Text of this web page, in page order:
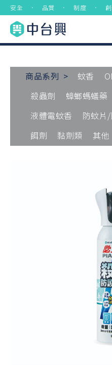
安全 ． 品質 ． 制度 ． 創
商品系列 > 蚊香
殺蟲劑
蟑螂螞蟻藥
液體電蚊香
防蚊片
餌劑
黏劑類 其他